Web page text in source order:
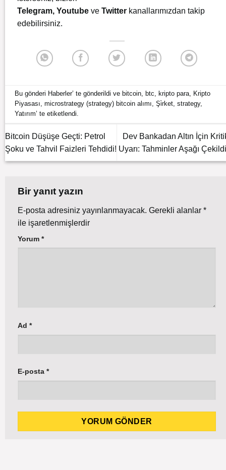
Telegram, Youtube ve Twitter kanallarımızdan takip
edebilirsiniz.
Bu gönderi Haberler’ te gönderildi ve bitcoin, btc, kripto para, Kripto
Piyasası,microstrategy (strategy) bitcoin alımı,Şi̇rket,strategy,
Yatırım’ te etiketlendi.
Bitcoin Düşüşe Geçti: Petrol
Şoku ve Tahvil Faizleri Tehdidi!
Dev Bankadan Altın İçin
Uyarı: Tahminler Aşağı
Bir yanıt yazın
E-posta adresiniz yayınlanmayacak. Gerekli alanlar *
ile işaretlenmişlerdir
Yorum *
Ad *
E-posta *